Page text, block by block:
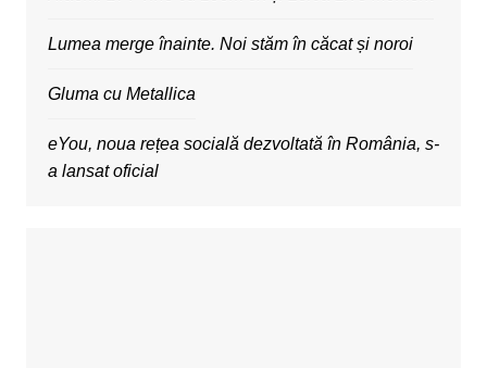
Lumea merge înainte. Noi stăm în căcat și noroi
Gluma cu Metallica
eYou, noua rețea socială dezvoltată în România, s-
a lansat oficial